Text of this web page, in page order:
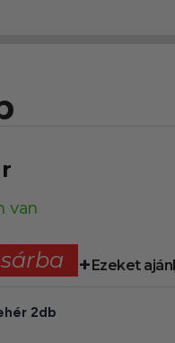
van
Ezeket
2db